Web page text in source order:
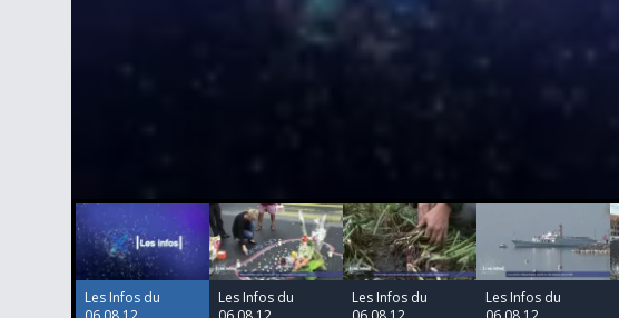
0
seconds
of
minute,
28
seconds
Les Infos du
Les Infos du
Les Infos du
Les Infos du